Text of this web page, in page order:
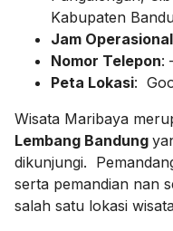
Kabupaten
Jam Operasional
Nomor Telepon:
Peta Lokasi:
Wisata Maribaya
Lembang Bandung
dikunjungi.
serta pemandian nan
salah satu lokasi